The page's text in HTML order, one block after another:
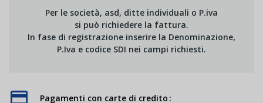
Per le società, asd, ditte individuali o P.iva
si può richiedere la fattura.
In fase di registrazione inserire la Denominazione,
P.Iva e codice SDI nei campi richiesti.
Pagamenti con carte di credito